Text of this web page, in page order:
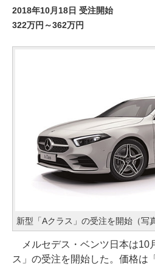
2018年10月18日 受注開始
322万円～362万円
新型「Aクラス」の受注を開始（写
メルセデス・ベンツ日本は10
ス」の受注を開始した。価格は